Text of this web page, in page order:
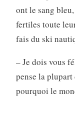
ont le sang
fertiles toute
fais du ski
– Je dois vous
pense la plupart
pourquoi le